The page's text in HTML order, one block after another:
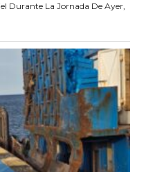
Durante La Jornada De Ayer,